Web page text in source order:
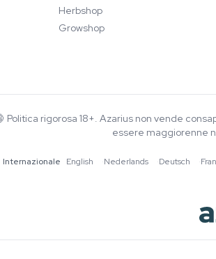
Herbshop
Growshop
Politica rigorosa 18+. Azarius non vende
essere maggiorenne
Internazionale English ·Nederlands ·Deutsch ·